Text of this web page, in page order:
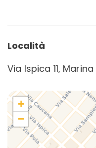
Località
Via Ispica 11,
+
−